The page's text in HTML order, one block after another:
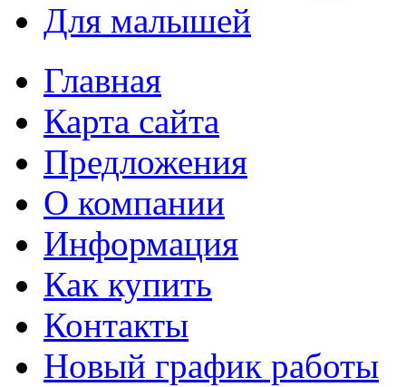
Для малышей
Главная
Карта сайта
Предложения
О компании
Информация
Как купить
Контакты
Новый график работы